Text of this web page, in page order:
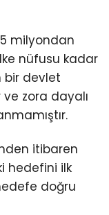
milyondan
nüfusu kadar
bir devlet
zora dayalı
itibaren
hedefini ilk
doğru